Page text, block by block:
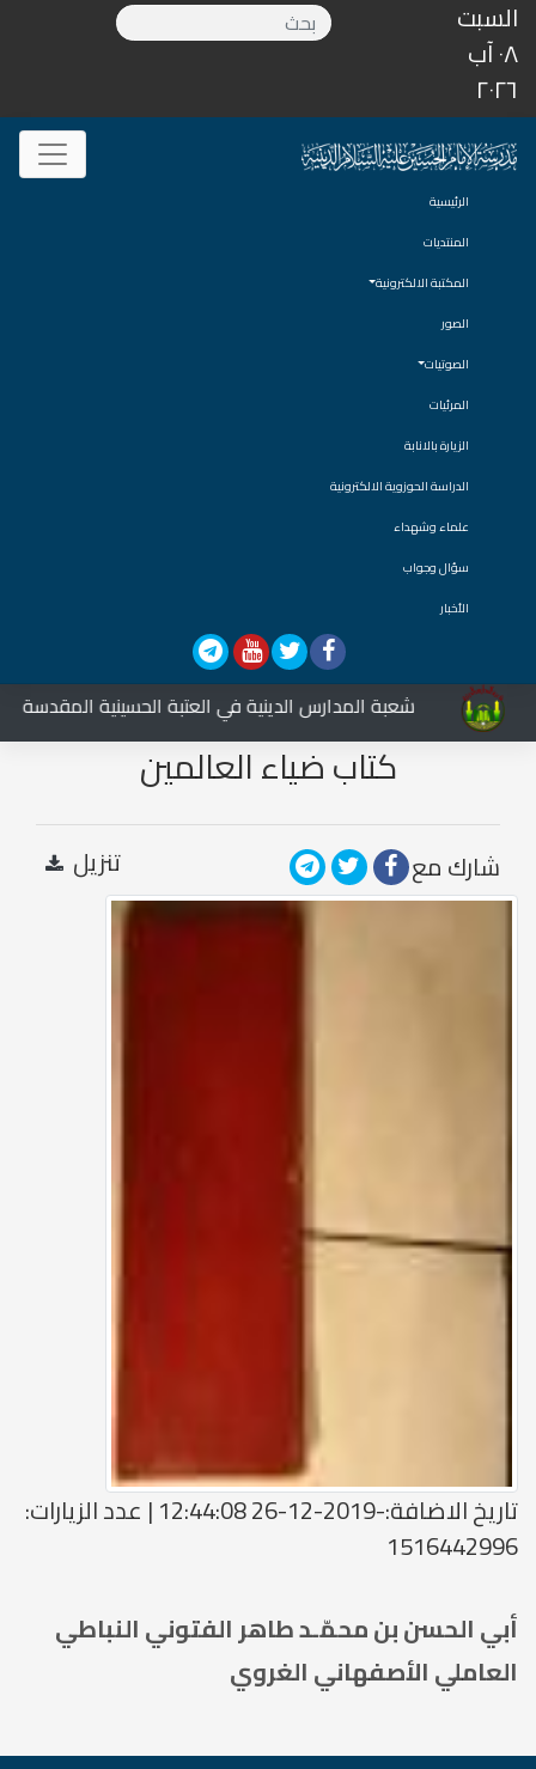
السبت
٠٨ آب
٢٠٢٦
الرئيسية
المنتديات
المكتبة الالكترونية
الصور
الصوتيات
المرئيات
الزيارة بالانابة
الدراسة الحوزوية الالكترونية
علماء وشهداء
سؤال وجواب
الأخبار
شعبة المدارس الدينية في العتبة الحسينية المقدسة
كتاب ضياء العالمين
شارك مع تنزيل
تاريخ الاضافة:-2019-12-26 12:44:08 | عدد الزيارات:
1516442996
أبي الحسن بن محمّـد طاهر الفتوني النباطي
العاملي الأصفهاني الغروي